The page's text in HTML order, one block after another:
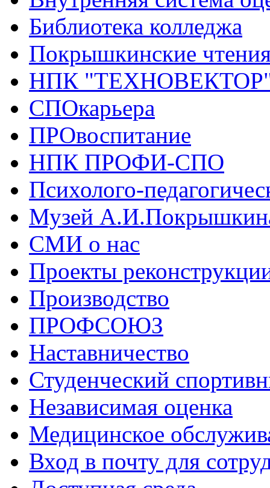
Библиотека колледжа
Покрышкинские
НПК
СПОкарьера
ПРОвоспитание
НПК ПРОФИ-СПО
Психолого-
Музей
СМИ о нас
Проекты
Производство
ПРОФСОЮЗ
Наставничество
Студенческий
Независимая оценка
Медицинское
Вход в почту для